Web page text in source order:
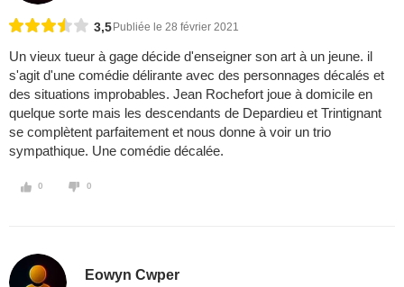
3,5 Publiée le 28 février 2021
Un vieux tueur à gage décide d'enseigner son art à un jeune. il
s'agit d'une comédie délirante avec des personnages décalés et
des situations improbables. Jean Rochefort joue à domicile en
quelque sorte mais les descendants de Depardieu et Trintignant
se complètent parfaitement et nous donne à voir un trio
sympathique. Une comédie décalée.
0 0
Eowyn Cwper